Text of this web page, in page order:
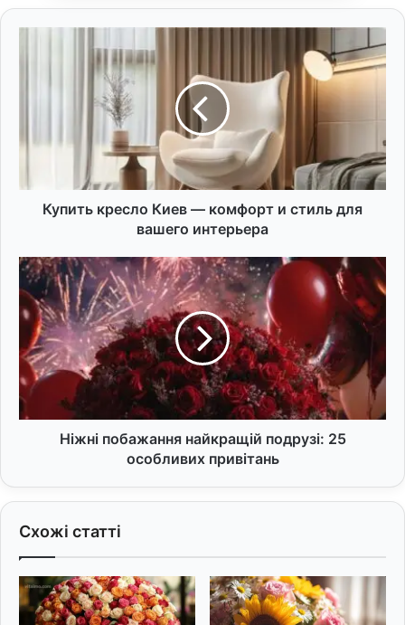
стиль
вашего
интерьера
Купить кресло Киев — комфорт и стиль для
вашего интерьера
Ніжні
побажання
найкращій
подрузі:
25
особливих
привітань
Ніжні побажання найкращій подрузі: 25
особливих привітань
Схожі статті